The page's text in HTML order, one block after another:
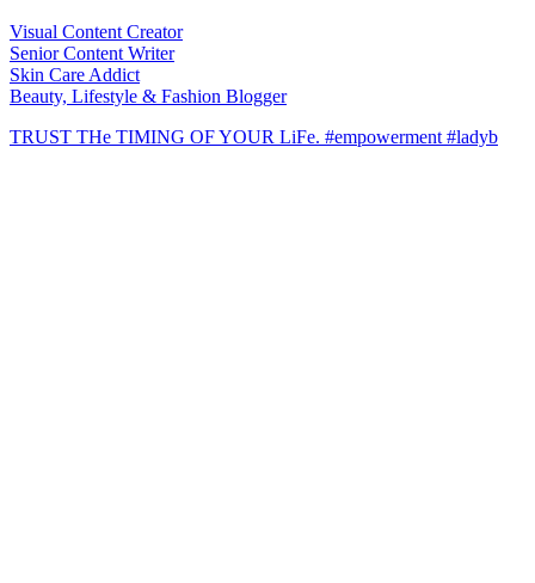
Visual Content Creator
Senior Content Writer
Skin Care Addict
Beauty, Lifestyle & Fashion Blogger
TRUST THe TIMING OF YOUR LiFe. #empowerment #ladyb